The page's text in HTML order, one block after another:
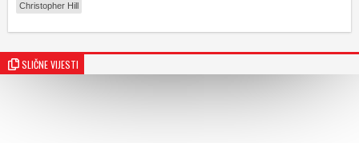
Christopher Hill
SLIČNE VIJESTI